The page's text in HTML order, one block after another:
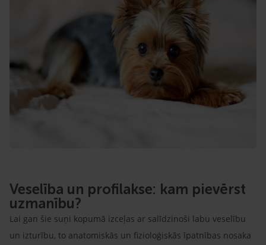
Veselība un profilakse: kam pievērst
uzmanību?
Lai gan šie suņi kopumā izceļas ar salīdzinoši labu veselību
un izturību, to anatomiskās un fizioloģiskās īpatnības nosaka